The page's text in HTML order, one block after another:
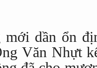
mới dần ổn
Văn Nhựt